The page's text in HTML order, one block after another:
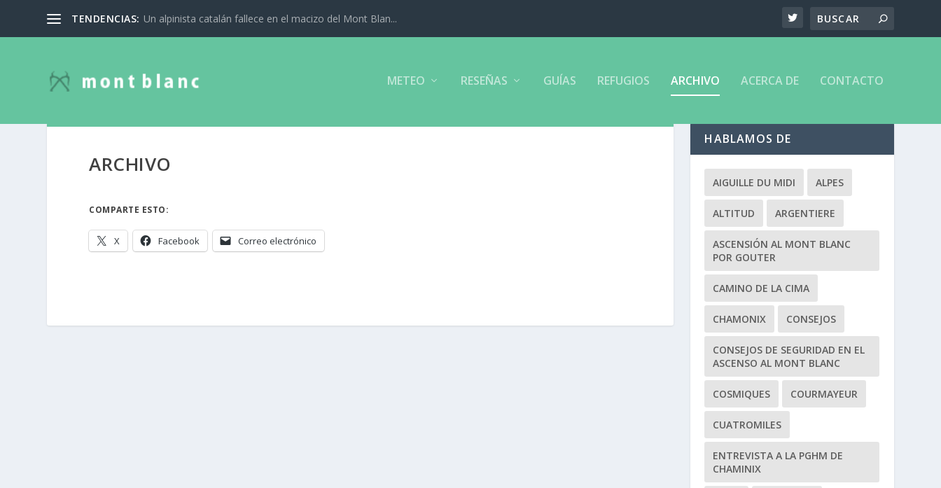
TENDENCIAS: Un alpinista catalán fallece en el macizo del Mont Blan...
METEO RESEÑAS GUÍAS REFUGIOS ARCHIVO ACERCA DE CONTACTO
ARCHIVO
COMPARTE ESTO:
X Facebook Correo electrónico
HABLAMOS DE
AIGUILLE DU MIDI ALPES
ALTITUD ARGENTIERE
ASCENSIÓN AL MONT BLANC
POR GOUTER
CAMINO DE LA CIMA
CHAMONIX CONSEJOS
CONSEJOS DE SEGURIDAD EN EL
ASCENSO AL MONT BLANC
COSMIQUES COURMAYEUR
CUATROMILES
ENTREVISTA A LA PGHM DE
CHAMINIX